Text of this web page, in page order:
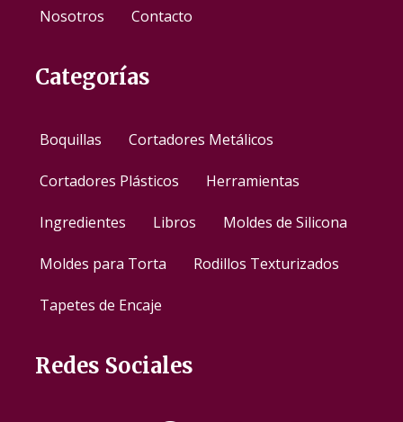
Nosotros Contacto
Categorías
Boquillas Cortadores Metálicos
Cortadores Plásticos Herramientas
Ingredientes Libros Moldes de Silicona
Moldes para Torta Rodillos Texturizados
Tapetes de Encaje
Redes Sociales